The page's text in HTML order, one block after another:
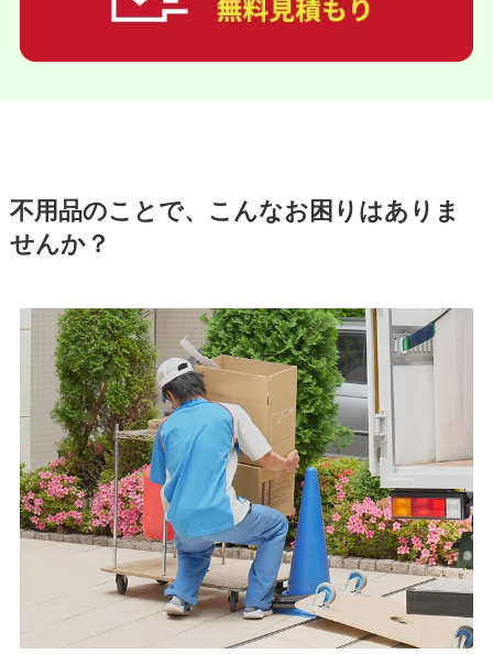
不用品のことで、こんなお困りはありま
せんか？